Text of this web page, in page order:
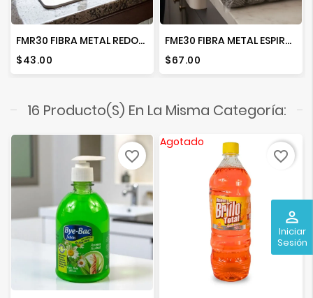
perm_identity
Iniciar
Sesión
FMR30 FIBRA METAL REDONDA 30G PAQ. C/4 PZAS
Precio
$43.00
FME30 FIBRA METAL ESPIRAL 30G PAQ. C/6 PZAS
Precio
$67.00
16 Producto(s) En La Misma Categoría:
favorite_border
Agotado
favorite_border